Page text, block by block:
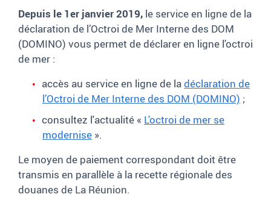
Depuis le 1er janvier 2019, le service en ligne de la
déclaration de l’Octroi de Mer Interne des DOM
(DOMINO) vous permet de déclarer en ligne l'octroi
de mer :
accès au service en ligne de ladéclaration de
l’Octroi de Mer Interne des DOM (DOMINO) ;
consultez l'actualité « L'octroi de mer se
modernise ».
Le moyen de paiement correspondant doit être
transmis en parallèle à la recette régionale des
douanes de La Réunion.